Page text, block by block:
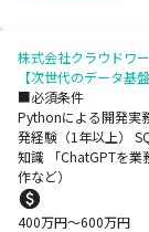
株式会社クラウドワ
【次世代のデータ基
■必須条件
Pythonによる開発実
発経験（1年以上）
知識 「ChatGPTを業
作など）
400万円〜600万円